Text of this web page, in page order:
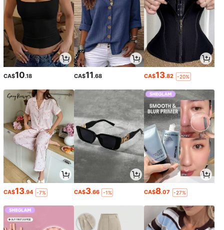
CA$10.18 CA$11.68 CA$13.82 -20%
CA$13.94 -7% CA$3.66 -1% CA$8.07 -27%